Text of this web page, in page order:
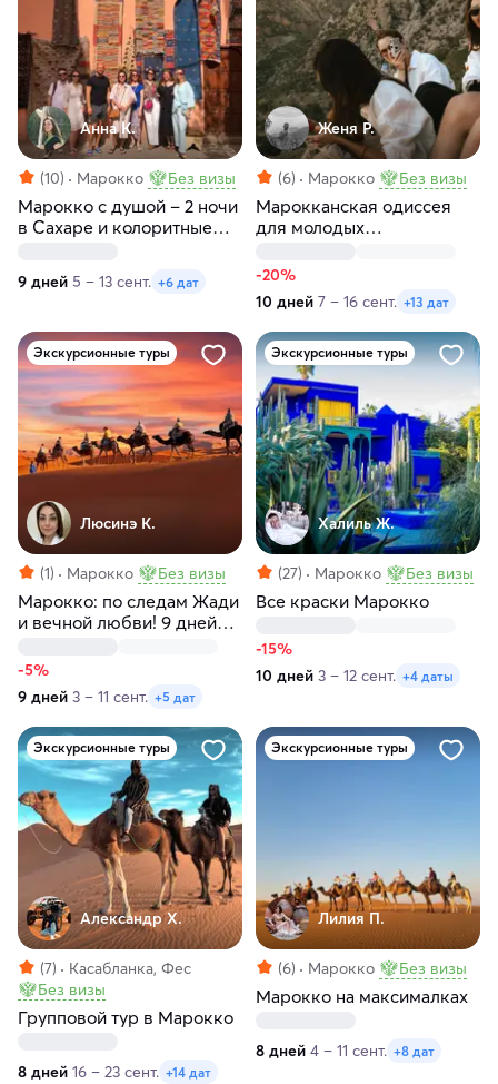
Анна К.
(10) Марокко Без визы
Марокко с душой – 2 ночи
в Сахаре и колоритные
9 дней 5 – 13 сент. +6 дат
Женя Р.
(6) Марокко Без визы
Марокканская одиссея
для молодых
-20%
10 дней 7 – 16 сент. +13 дат
Экскурсионные туры
Люсинэ К.
(1) Марокко Без визы
Марокко: по следам Жади
и вечной любви! 9 дней
-5%
9 дней 3 – 11 сент. +5 дат
Экскурсионные туры
Халиль Ж.
(27) Марокко Без визы
Все краски Марокко
-15%
10 дней 3 – 12 сент. +4 даты
Экскурсионные туры
Александр Х.
(7)
Касабланка, Фес
Без визы
Групповой тур в Марокко
8 дней 16 – 23 сент. +14 дат
Экскурсионные туры
Лилия П.
(6) Марокко Без визы
Марокко на максималках
8 дней 4 – 11 сент. +8 дат